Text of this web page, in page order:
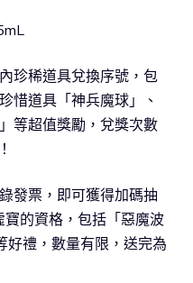
珍稀道具兌換序號，包
惜道具「神兵魔球」、
等超值獎勵，兌獎次數
發票，即可獲得加碼抽
寶的資格，包括「惡魔波
好禮，數量有限，送完為